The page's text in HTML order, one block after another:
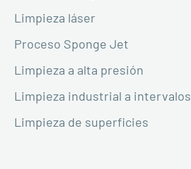
Limpieza láser
Proceso Sponge Jet
Limpieza a alta presión
Limpieza industrial a intervalos
Limpieza de superficies